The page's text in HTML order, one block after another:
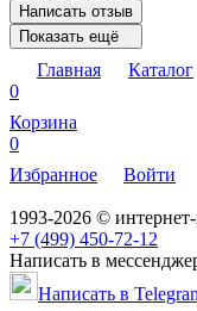
Написать отзыв
Показать ещё
Главная
Каталог
0
Корзина
0
Избранное
Войти
1993-2026 ©
+7 (499) 450-72-12
Написать в
Написать в